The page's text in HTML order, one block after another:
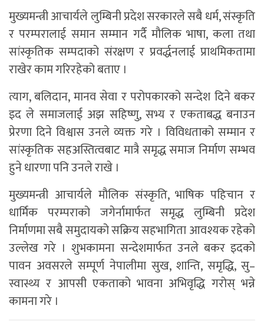
मुख्यमन्त्री आचार्यले लुम्बिनी प्रदेश सरकारले सबै धर्म, संस्कृति
र परम्परालाई समान सम्मान गर्दै मौलिक भाषा, कला तथा
सांस्कृतिक सम्पदाको संरक्षण र प्रवर्द्धनलाई प्राथमिकतामा
राखेर काम गरिरहेको बताए ।
त्याग, बलिदान, मानव सेवा र परोपकारको सन्देश दिने बकर
इद ले समाजलाई अझ सहिष्णु, सभ्य र एकताबद्ध बनाउन
प्रेरणा दिने विश्वास उनले व्यक्त गरे । विविधताको सम्मान र
सांस्कृतिक सहअस्तित्वबाट मात्रै समृद्ध समाज निर्माण सम्भव
हुने धारणा पनि उनले राखे ।
मुख्यमन्त्री आचार्यले मौलिक संस्कृति, भाषिक पहिचान र
धार्मिक परम्पराको जगेर्नामार्फत समृद्ध लुम्बिनी प्रदेश
निर्माणमा सबै समुदायको सक्रिय सहभागिता आवश्यक रहेको
उल्लेख गरे । शुभकामना सन्देशमार्फत उनले बकर इदको
पावन अवसरले सम्पूर्ण नेपालीमा सुख, शान्ति, समृद्धि, सु–
स्वास्थ्य र आपसी एकताको भावना अभिवृद्धि गरोस् भन्ने
कामना गरे ।